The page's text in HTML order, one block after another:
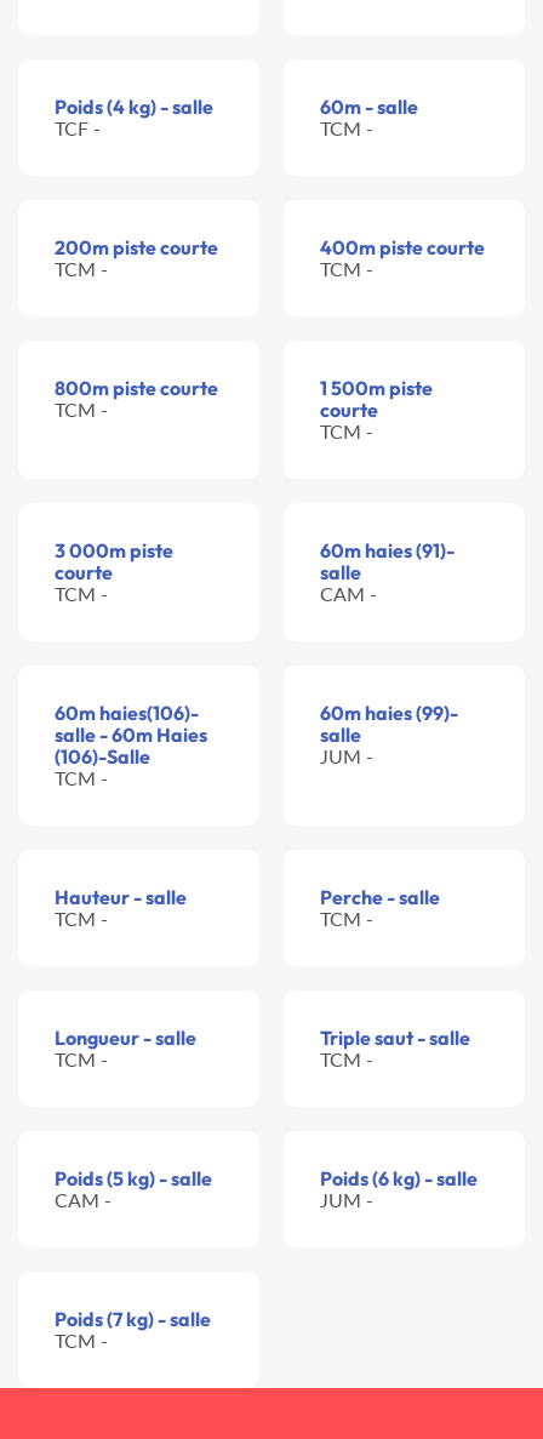
Poids (4 kg) - salle
TCF -
60m - salle
TCM -
200m piste courte
TCM -
400m piste courte
TCM -
800m piste courte
TCM -
1 500m piste
courte
TCM -
3 000m piste
courte
TCM -
60m haies (91)-
salle
CAM -
60m haies(106)-
salle - 60m Haies
(106)-Salle
TCM -
60m haies (99)-
salle
JUM -
Hauteur - salle
TCM -
Perche - salle
TCM -
Longueur - salle
TCM -
Triple saut - salle
TCM -
Poids (5 kg) - salle
CAM -
Poids (6 kg) - salle
JUM -
Poids (7 kg) - salle
TCM -